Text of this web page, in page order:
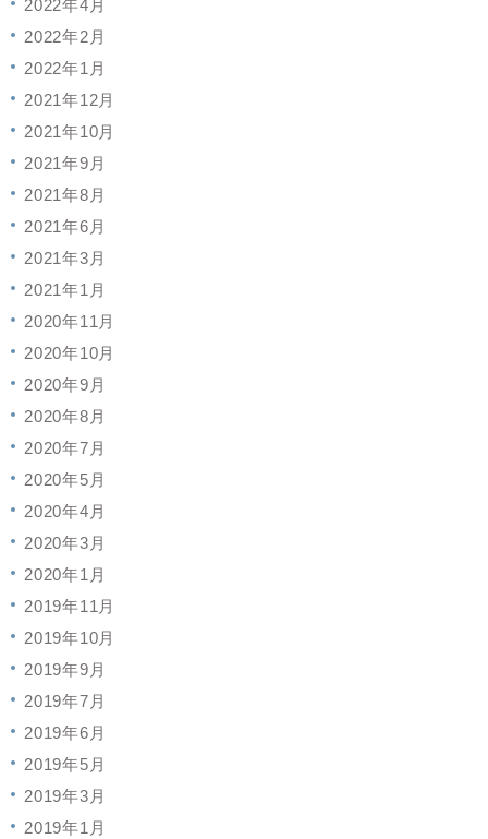
2022年4月
2022年2月
2022年1月
2021年12月
2021年10月
2021年9月
2021年8月
2021年6月
2021年3月
2021年1月
2020年11月
2020年10月
2020年9月
2020年8月
2020年7月
2020年5月
2020年4月
2020年3月
2020年1月
2019年11月
2019年10月
2019年9月
2019年7月
2019年6月
2019年5月
2019年3月
2019年1月